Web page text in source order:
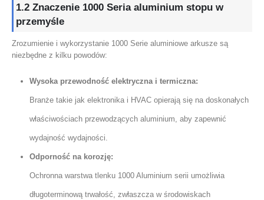
1.2 Znaczenie 1000 Seria aluminium stopu w
przemyśle
Zrozumienie i wykorzystanie 1000 Serie aluminiowe arkusze są
niezbędne z kilku powodów:
Wysoka przewodność elektryczna i termiczna:
Branże takie jak elektronika i HVAC opierają się na doskonałych
właściwościach przewodzących aluminium, aby zapewnić
wydajność wydajności.
Odporność na korozję:
Ochronna warstwa tlenku 1000 Aluminium serii umożliwia
długoterminową trwałość, zwłaszcza w środowiskach